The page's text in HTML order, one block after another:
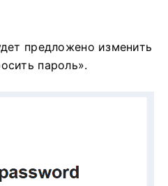
предложено изменить
пароль».